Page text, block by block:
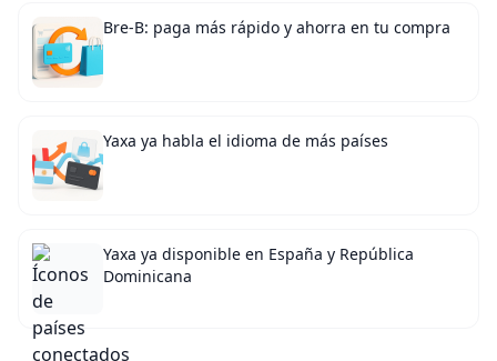
Bre-B: paga más rápido y ahorra en tu compra
Yaxa ya habla el idioma de más países
Yaxa ya disponible en España y República
Dominicana